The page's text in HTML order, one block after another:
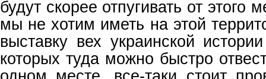
будут скорее отпугивать от этого
мы не хотим иметь на этой
выставку вех украинской
которых туда можно быстро